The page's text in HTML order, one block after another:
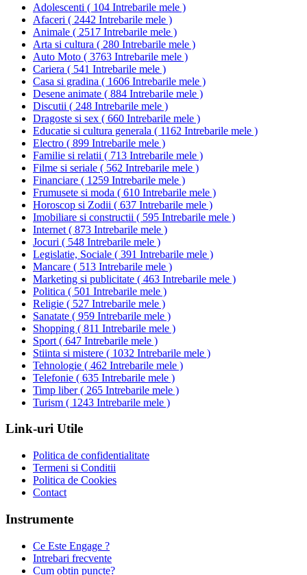
Adolescenti ( 104 Intrebarile mele )
Afaceri ( 2442 Intrebarile mele )
Animale ( 2517 Intrebarile mele )
Arta si cultura ( 280 Intrebarile mele )
Auto Moto ( 3763 Intrebarile mele )
Cariera ( 541 Intrebarile mele )
Casa si gradina ( 1606 Intrebarile mele )
Desene animate ( 884 Intrebarile mele )
Discutii ( 248 Intrebarile mele )
Dragoste si sex ( 660 Intrebarile mele )
Educatie si cultura generala ( 1162 Intrebarile mele )
Electro ( 899 Intrebarile mele )
Familie si relatii ( 713 Intrebarile mele )
Filme si seriale ( 562 Intrebarile mele )
Financiare ( 1259 Intrebarile mele )
Frumusete si moda ( 610 Intrebarile mele )
Horoscop si Zodii ( 637 Intrebarile mele )
Imobiliare si constructii ( 595 Intrebarile mele )
Internet ( 873 Intrebarile mele )
Jocuri ( 548 Intrebarile mele )
Legislatie, Sociale ( 391 Intrebarile mele )
Mancare ( 513 Intrebarile mele )
Marketing si publicitate ( 463 Intrebarile mele )
Politica ( 501 Intrebarile mele )
Religie ( 527 Intrebarile mele )
Sanatate ( 959 Intrebarile mele )
Shopping ( 811 Intrebarile mele )
Sport ( 647 Intrebarile mele )
Stiinta si mistere ( 1032 Intrebarile mele )
Tehnologie ( 462 Intrebarile mele )
Telefonie ( 635 Intrebarile mele )
Timp liber( 265 Intrebarile mele )
Turism ( 1243 Intrebarile mele )
Link-uri Utile
Politica de confidentialitate
Termeni si Conditii
Politica de Cookies
Contact
Instrumente
Ce Este Engage ?
Intrebari frecvente
Cum obtin puncte?